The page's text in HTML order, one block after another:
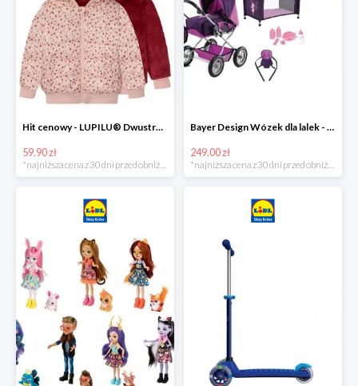
Hit cenowy - LUPILU® Dwustronna kurtka pikowana dziewczęca
59.90 zł
*najniższa cena z 30 dni przed obniżką
Bayer Design Wózek dla lalek - megazestaw
249.00 zł
*najniższa cena z 30 dni przed obniżką